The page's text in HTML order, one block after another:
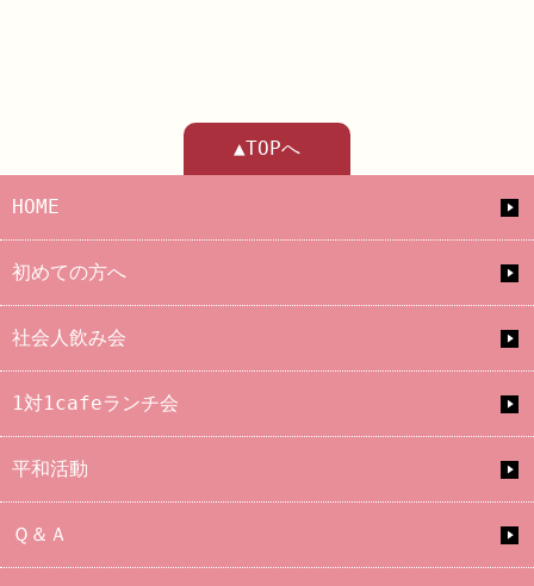
▲TOPへ
HOME
初めての方へ
社会人飲み会
1対1cafeランチ会
平和活動
Ｑ＆Ａ